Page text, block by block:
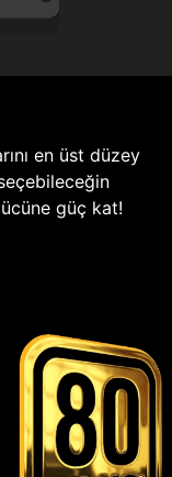
en üst düzey
güç kat!